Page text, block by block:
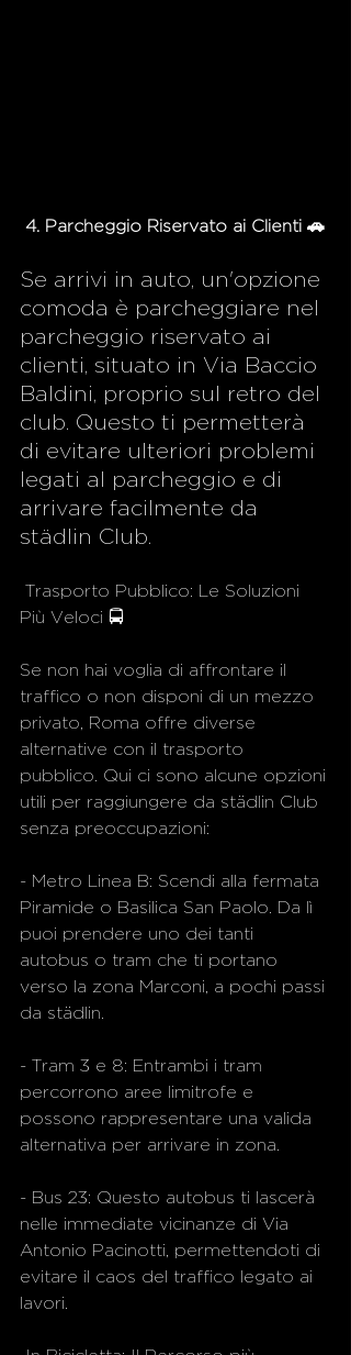
4. Parcheggio Riservato ai Clienti 🚗
Se arrivi in auto, un'opzione
comoda è parcheggiare nel
parcheggio riservato ai
clienti, situato in Via Baccio
Baldini, proprio sul retro del
club. Questo ti permetterà
di evitare ulteriori problemi
legati al parcheggio e di
arrivare facilmente da
städlin Club.
Più Veloci 🚍
Se non hai voglia di affrontare il
traffico o non disponi di un mezzo
privato, Roma offre diverse
alternative con il trasporto
pubblico. Qui ci sono alcune opzioni
utili per raggiungere da städlin Club
senza preoccupazioni:
- Metro Linea B: Scendi alla fermata
Piramide o Basilica San Paolo. Da lì
puoi prendere uno dei tanti
autobus o tram che ti portano
verso la zona Marconi, a pochi passi
da städlin.
- Tram 3 e 8: Entrambi i tram
percorrono aree limitrofe e
possono rappresentare una valida
alternativa per arrivare in zona.
- Bus 23: Questo autobus ti lascerà
nelle immediate vicinanze di Via
Antonio Pacinotti, permettendoti di
evitare il caos del traffico legato ai
lavori.